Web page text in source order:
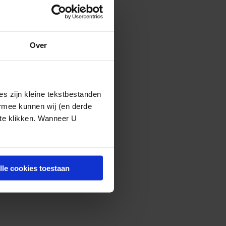
Over
zijn kleine tekstbestanden
kunnen wij (en derde
klikken. Wanneer U
cookies toestaan
te verlenen
als in
medisch
dat medisch
heeft